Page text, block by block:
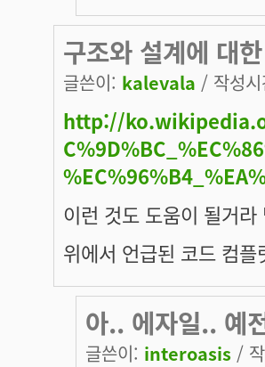
구조와 설계에 대
글쓴이: kalevala / 작성
http://
이런 것도 도움이 될거
위에서 언급된 코드 컴
아.. 에자일.. 예
글쓴이: interoasis /